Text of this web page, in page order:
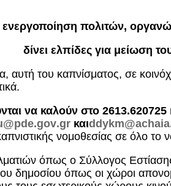
πολιτών,
δίνει ελπίδες για μείωση
του καπνίσματος, σε
να καλούν στο 2613.620725
@pde.gov.gr καιddykm@achaia
νομοθεσίας σε όλο το
όπως ο Σύλλογος
δημοσίου όπως οι χώροι